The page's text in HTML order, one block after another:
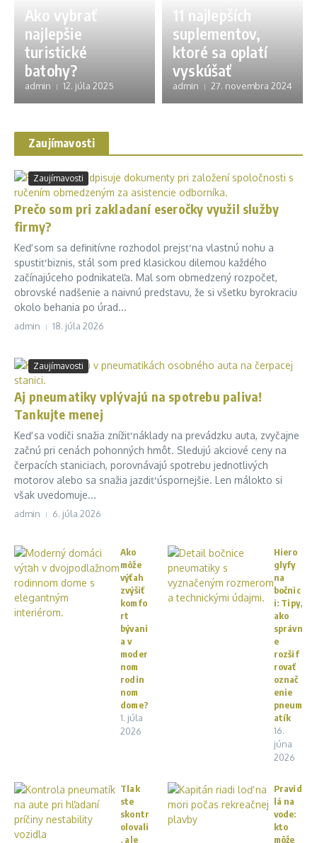
Ako vybrať
najlepšie
turistické
batohy?
admin 12. júla 2025
11 najlepších
suplementov,
ktoré sa oplatí
vyskúšať
admin 27. novembra 2024
Zaujímavosti
Zaujímavosti
Prečo som pri zakladaní eseročky využil služby
firmy?
Keď som sa definitívne rozhodol prejsť na vlastnú nohu a
spustiť biznis, stál som pred klasickou dilemou každého
začínajúceho podnikateľa. Mal som obmedzený rozpočet,
obrovské nadšenie a naivnú predstavu, že si všetku byrokraciu
okolo behania po úrad...
admin 18. júla 2026
Zaujímavosti
Aj pneumatiky vplývajú na spotrebu paliva!
Tankujte menej
Keď sa vodiči snažia znížiť náklady na prevádzku auta, zvyčajne
začnú pri cenách pohonných hmôt. Sledujú akciové ceny na
čerpacích staniciach, porovnávajú spotrebu jednotlivých
motorov alebo sa snažia jazdiť úspornejšie. Len málokto si
však uvedomuje...
admin 6. júla 2026
Ako
môže
výťah
zvýšiť
komfo
rt
bývani
a v
moder
nom
rodin
nom
dome?
1. júla
2026
Hiero
glyfy
na
bočnic
i: Tipy,
ako
správn
e
rozšif
rovať
označ
enie
pneum
atík
16.
júna
2026
Tlak
ste
skontr
olovali
, ale
Pravid
lá na
vode:
kto
môže